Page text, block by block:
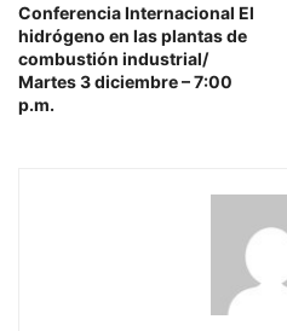
Conferencia Internacional El
hidrógeno en las plantas de
combustión industrial/
Martes 3 diciembre – 7:00
p.m.